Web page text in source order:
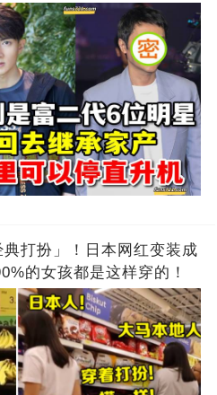
打扮」！日本网红变装成
的女孩都是这样穿的！